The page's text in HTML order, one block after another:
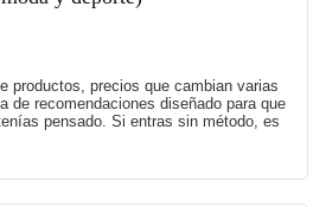
productos, precios que cambian varias
de recomendaciones diseñado para que
pensado. Si entras sin método, es